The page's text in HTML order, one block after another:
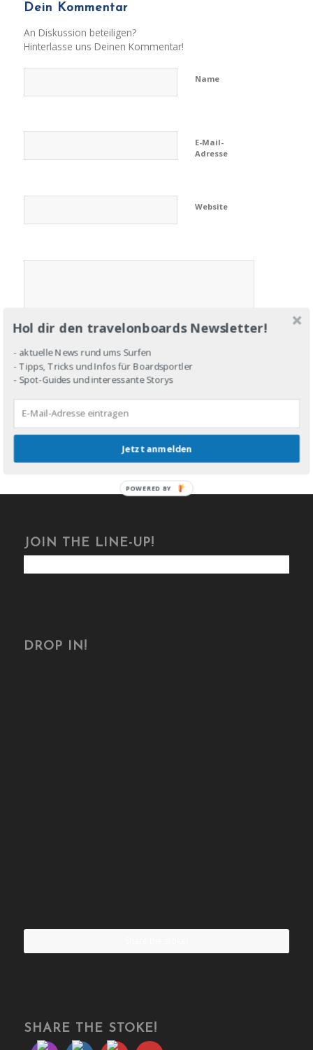
Dein Kommentar
An Diskussion beteiligen?
Hinterlasse uns Deinen Kommentar!
Name
E-Mail-
Adresse
Website
JOIN THE LINE-UP!
DROP IN!
SHARE THE STOKE!
Hol dir den travelonboards Newsletter!
- aktuelle News rund ums Surfen
- Tipps, Tricks und Infos für Boardsportler
- Spot-Guides und interessante Storys
Jetzt anmelden
POWERED BY